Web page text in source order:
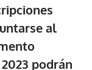
al
podrán